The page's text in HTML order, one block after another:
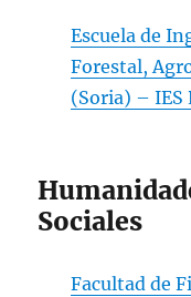
Escuela de
Forestal,
(Soria) – IES
Sociales
Facultad de